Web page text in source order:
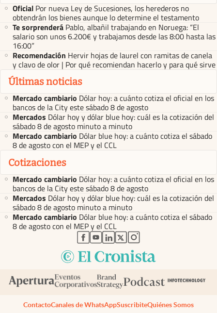
Oficial Por nueva Ley de Sucesiones, los herederos no
obtendrán los bienes aunque lo determine el testamento
Te sorprenderá Pablo, albañil trabajando en Noruega: “El
salario son unos 6.200€ y trabajamos desde las 8:00 hasta las
16:00”
Recomendación Hervir hojas de laurel con ramitas de canela
y clavo de olor | Por qué recomiendan hacerlo y para qué sirve
Últimas noticias
Mercado cambiario Dólar hoy: a cuánto cotiza el oficial en los
bancos de la City este sábado 8 de agosto
Mercados Dólar hoy y dólar blue hoy: cuál es la cotización del
sábado 8 de agosto minuto a minuto
Mercado cambiario Dólar blue hoy: a cuánto cotiza el sábado
8 de agosto con el MEP y el CCL
Cotizaciones
Mercado cambiario Dólar hoy: a cuánto cotiza el oficial en los
bancos de la City este sábado 8 de agosto
Mercados Dólar hoy y dólar blue hoy: cuál es la cotización del
sábado 8 de agosto minuto a minuto
Mercado cambiario Dólar blue hoy: a cuánto cotiza el sábado
8 de agosto con el MEP y el CCL
abre en nueva pestaña
abre en nueva pestaña
abre en nueva pestaña
abre en nueva pestaña
abre en nueva pestaña
ContactoCanales de WhatsAppSuscribiteQuiénes Somos